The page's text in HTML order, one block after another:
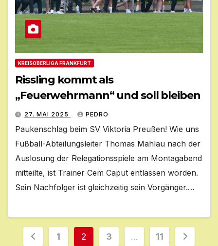
KREISOBERLIGA FRANKFURT
Rissling kommt als
„Feuerwehrmann“ und soll bleiben
27. MAI 2025 PEDRO
Paukenschlag beim SV Viktoria Preußen! Wie uns
Fußball-Abteilungsleiter Thomas Mahlau nach der
Auslosung der Relegationsspiele am Montagabend
mitteilte, ist Trainer Cem Caput entlassen worden.
Sein Nachfolger ist gleichzeitig sein Vorgänger.…
Seitennummerierung
1 2 3 … 11